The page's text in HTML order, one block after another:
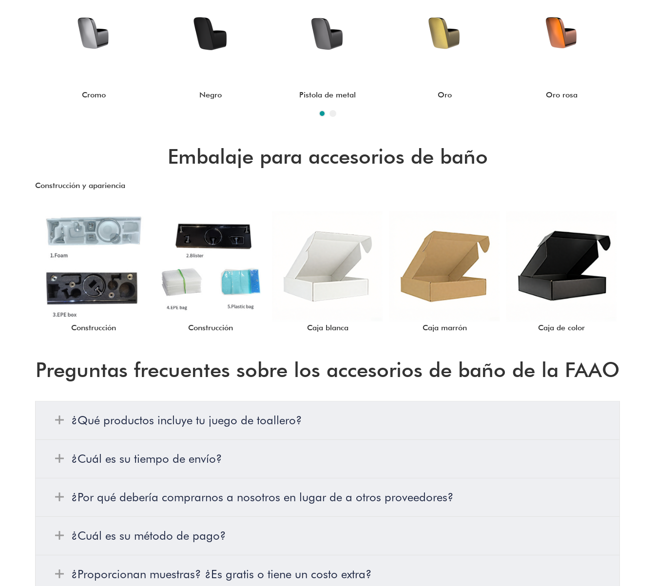
Cromo Negro Pistola de metal Oro Oro rosa
Embalaje para accesorios de baño
Construcción y apariencia
Construcción Construcción Caja blanca Caja marrón Caja de color
Preguntas frecuentes sobre los accesorios de baño de la FAAO
¿Qué productos incluye tu juego de toallero?
¿Cuál es su tiempo de envío?
¿Por qué debería comprarnos a nosotros en lugar de a otros proveedores?
¿Cuál es su método de pago?
¿Proporcionan muestras? ¿Es gratis o tiene un costo extra?